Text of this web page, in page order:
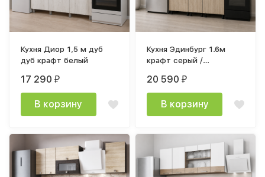
Кухня Диор 1,5 м дуб
дуб крафт белый
17 290₽
В корзину
Кухня Эдинбург 1.6м
крафт серый /
крафт серый
20 590₽
В корзину